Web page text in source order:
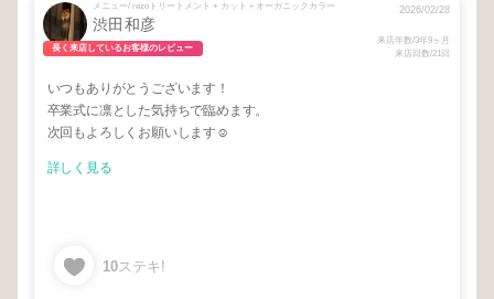
メニュー/ rezoトリートメント + カット＋オーガニックカラー
渋田和彦
長く来店しているお客様のレビュー
2026/02/28
来店年数/3年9ヶ月
来店回数/21回
いつもありがとうございます！
卒業式に凛とした気持ちで臨めます。
次回もよろしくお願いします☺
詳しく見る
10ステキ!